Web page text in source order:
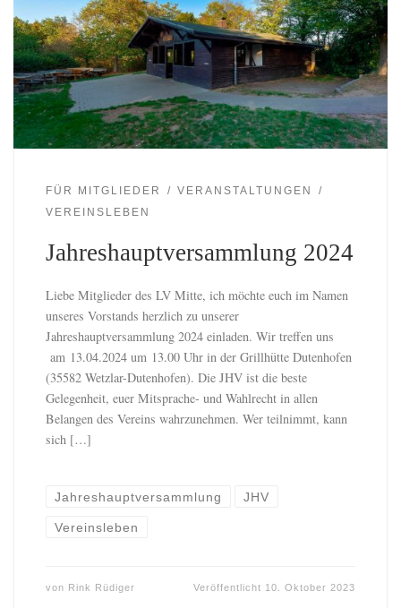
FÜR MITGLIEDER
VERANSTALTUNGEN
VEREINSLEBEN
Jahreshauptversammlung 2024
Liebe Mitglieder des LV Mitte, ich möchte euch im Namen
unseres Vorstands herzlich zu unserer
Jahreshauptversammlung 2024 einladen. Wir treffen uns
am 13.04.2024 um 13.00 Uhr in der Grillhütte Dutenhofen
(35582 Wetzlar-Dutenhofen). Die JHV ist die beste
Gelegenheit, euer Mitsprache- und Wahlrecht in allen
Belangen des Vereins wahrzunehmen. Wer teilnimmt, kann
sich […]
Jahreshauptversammlung JHV
Vereinsleben
von Rink Rüdiger Veröffentlicht 10. Oktober 2023